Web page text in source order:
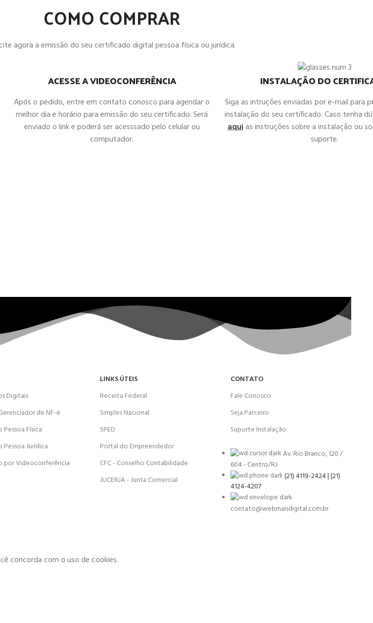
COMO COMPRAR
agora a emissão do seu certificado digital pessoa física ou jurídica.
ACESSE A VIDEOCONFERÊNCIA
Após o pedido, entre em contato conosco para agendar o
melhor dia e horário para emissão do seu certificado. Será
enviado o link e poderá ser acesssado pelo celular ou
computador.
INSTALAÇÃO DO
Siga as intruções enviadas por e-mail para
instalação do seu certificado. Caso tenha
aquias instruções sobre a instalação ou
suporte.
Digitais
de NF-e
Física
Jurídica
por Videoconferência
LINKS ÚTEIS
Receita Federal
Simples Nacional
SPED
Portal do Empreendedor
CFC - Conselho Contabilidade
JUCERJA - Junta Comercial
CONTATO
Fale Conosco
Seja Parceiro
Suporte Instalação
Av. Rio Branco, 120 /
604 - Centro/RJ
(21) 4119-2424 | (21)
4124-4207
contato@webmaisdigital.com.br
concorda com o uso de cookies.